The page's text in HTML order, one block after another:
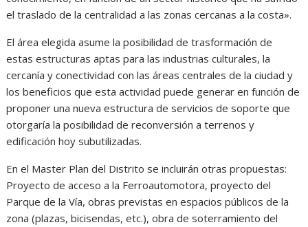
el traslado de la centralidad a las zonas cercanas a la costa».
El área elegida asume la posibilidad de trasformación de
estas estructuras aptas para las industrias culturales, la
cercanía y conectividad con las áreas centrales de la ciudad y
los beneficios que esta actividad puede generar en función de
proponer una nueva estructura de servicios de soporte que
otorgaría la posibilidad de reconversión a terrenos y
edificación hoy subutilizadas.
En el Master Plan del Distrito se incluirán otras propuestas:
Proyecto de acceso a la Ferroautomotora, proyecto del
Parque de la Vía, obras previstas en espacios públicos de la
zona (plazas, bicisendas, etc.), obra de soterramiento del